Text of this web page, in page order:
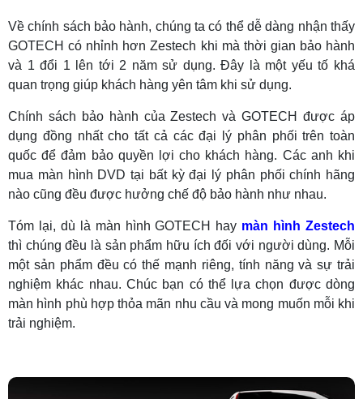
Về chính sách bảo hành, chúng ta có thể dễ dàng nhận thấy
GOTECH có nhỉnh hơn Zestech khi mà thời gian bảo hành
và 1 đổi 1 lên tới 2 năm sử dụng. Đây là một yếu tố khá
quan trọng giúp khách hàng yên tâm khi sử dụng.
Chính sách bảo hành của Zestech và GOTECH được áp
dụng đồng nhất cho tất cả các đại lý phân phối trên toàn
quốc để đảm bảo quyền lợi cho khách hàng. Các anh khi
mua màn hình DVD tại bất kỳ đại lý phân phối chính hãng
nào cũng đều được hưởng chế độ bảo hành như nhau.
Tóm lại, dù là màn hình GOTECH hay màn hình Zestech
thì chúng đều là sản phẩm hữu ích đối với người dùng. Mỗi
một sản phẩm đều có thế mạnh riêng, tính năng và sự trải
nghiệm khác nhau. Chúc bạn có thể lựa chọn được dòng
màn hình phù hợp thỏa mãn nhu cầu và mong muốn mỗi khi
trải nghiệm.